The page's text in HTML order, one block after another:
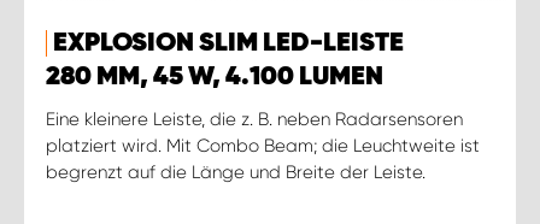
EXPLOSION SLIM LED-LEISTE
280 MM, 45 W, 4.100 LUMEN
Eine kleinere Leiste, die z. B. neben Radarsensoren
platziert wird. Mit Combo Beam; die Leuchtweite ist
begrenzt auf die Länge und Breite der Leiste.